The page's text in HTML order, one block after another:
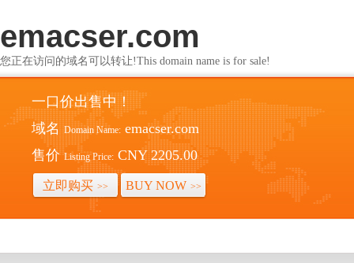
emacser.com
您正在访问的域名可以转让!This domain name is for sale!
一口价出售中！
域名 Domain Name: emacser.com
售价 Listing Price: CNY 2205.00
立即购买 >> BUY NOW >>